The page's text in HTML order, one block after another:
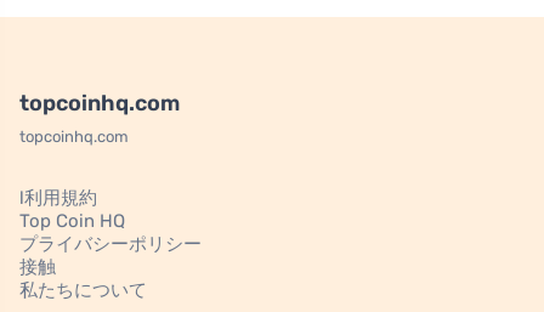
topcoinhq.com
topcoinhq.com
l利用規約
Top Coin HQ
プライバシーポリシー
接触
私たちについて